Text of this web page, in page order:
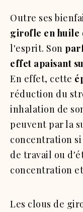
Outre ses
girofle en huile
l'esprit. Son
effet apaisant
En effet, cette
réduction du
inhalation de
peuvent par la
concentration si
de travail ou
concentration
Les clous de